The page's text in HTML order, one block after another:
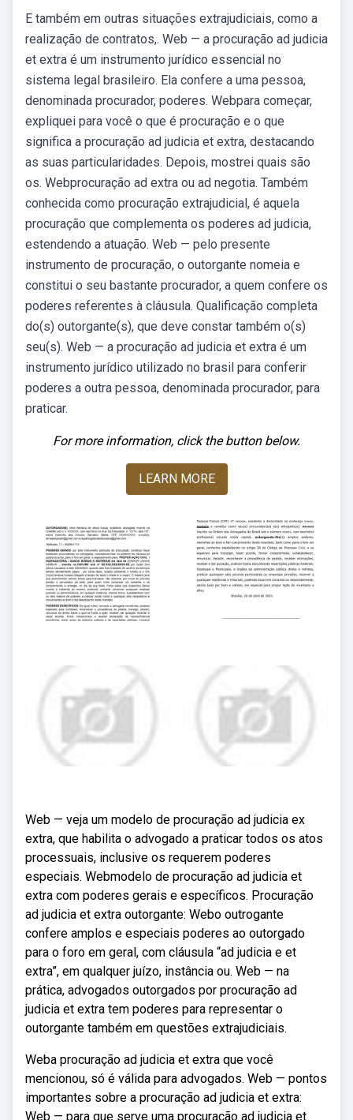
E também em outras situações extrajudiciais, como a
realização de contratos,. Web — a procuração ad judicia
et extra é um instrumento jurídico essencial no
sistema legal brasileiro. Ela confere a uma pessoa,
denominada procurador, poderes. Webpara começar,
expliquei para você o que é procuração e o que
significa a procuração ad judicia et extra, destacando
as suas particularidades. Depois, mostrei quais são
os. Webprocuração ad extra ou ad negotia. Também
conhecida como procuração extrajudicial, é aquela
procuração que complementa os poderes ad judicia,
estendendo a atuação. Web — pelo presente
instrumento de procuração, o outorgante nomeia e
constitui o seu bastante procurador, a quem confere os
poderes referentes à cláusula. Qualificação completa
do(s) outorgante(s), que deve constar também o(s)
seu(s). Web — a procuração ad judicia et extra é um
instrumento jurídico utilizado no brasil para conferir
poderes a outra pessoa, denominada procurador, para
praticar.
For more information, click the button below.
LEARN MORE
Web — veja um modelo de procuração ad judicia ex
extra, que habilita o advogado a praticar todos os atos
processuais, inclusive os requerem poderes
especiais. Webmodelo de procuração ad judicia et
extra com poderes gerais e específicos. Procuração
ad judicia et extra outorgante: Webo outrogante
confere amplos e especiais poderes ao outorgado
para o foro em geral, com cláusula “ad judicia e et
extra”, em qualquer juízo, instância ou. Web — na
prática, advogados outorgados por procuração ad
judicia et extra tem poderes para representar o
outorgante também em questões extrajudiciais.
Weba procuração ad judicia et extra que você
mencionou, só é válida para advogados. Web — pontos
importantes sobre a procuração ad judicia et extra:
Web — para que serve uma procuração ad judicia et